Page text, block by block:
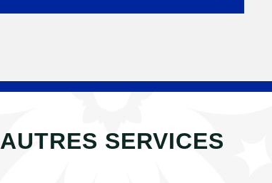
AUTRES SERVICES